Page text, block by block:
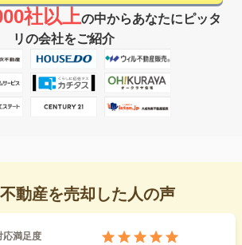
社以上の中からあなたにピッタ
リの会社をご紹介
動産を売却した人の声
応満足度